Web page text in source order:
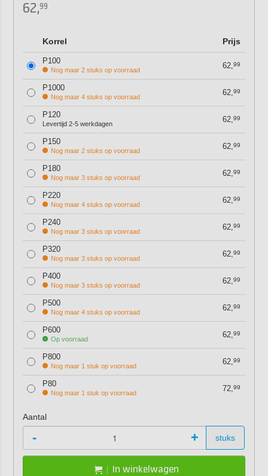
62,99
Korrel Prijs
P100
Nog maar 2 stuks op voorraad 62,99
P1000
Nog maar 4 stuks op voorraad 62,99
P120
Levertijd 2-5 werkdagen 62,99
P150
Nog maar 2 stuks op voorraad 62,99
P180
Nog maar 3 stuks op voorraad 62,99
P220
Nog maar 4 stuks op voorraad 62,99
P240
Nog maar 3 stuks op voorraad 62,99
P320
Nog maar 3 stuks op voorraad 62,99
P400
Nog maar 3 stuks op voorraad 62,99
P500
Nog maar 4 stuks op voorraad 62,99
P600
Op voorraad 62,99
P800
Nog maar 1 stuk op voorraad 62,99
P80
Nog maar 1 stuk op voorraad 72,99
Aantal
- + stuks
In winkelwagen